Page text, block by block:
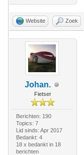
Website Zoek
Johan.
Fietser
Berichten: 190
Topics: 7
Lid sinds: Apr 2017
Bedankt: 4
18 x bedankt in 18
berichten